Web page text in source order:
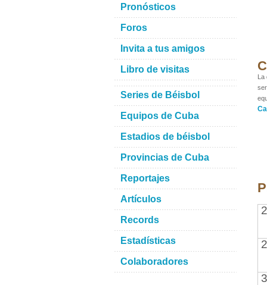
La
Pronósticos
Foros
Invita a tus amigos
Libro de visitas
Series de Béisbol
Equipos de Cuba
Estadios de béisbol
Provincias de Cuba
Reportajes
Artículos
Records
Estadísticas
Colaboradores